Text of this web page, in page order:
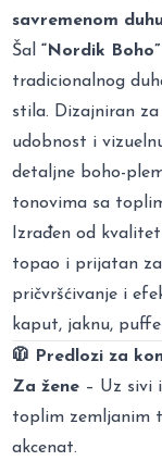
savremenom duhu
Šal“Nordik Boho”
tradicionalnog
stila. Dizajniran
udobnost i
detaljne boho-
tonovima sa
Izrađen od
topao i prijatan za
pričvršćivanje i
kaput, jaknu,
🧥 Predlozi za
Za žene – Uz sivi
toplim zemljanim
akcenat.